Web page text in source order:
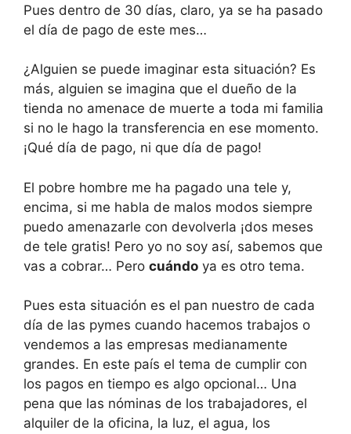
Pues dentro de 30 días, claro, ya se ha pasado
el día de pago de este mes…
¿Alguien se puede imaginar esta situación? Es
más, alguien se imagina que el dueño de la
tienda no amenace de muerte a toda mi familia
si no le hago la transferencia en ese momento.
¡Qué día de pago, ni que día de pago!
El pobre hombre me ha pagado una tele y,
encima, si me habla de malos modos siempre
puedo amenazarle con devolverla ¡dos meses
de tele gratis! Pero yo no soy así, sabemos que
vas a cobrar… Pero cuándo ya es otro tema.
Pues esta situación es el pan nuestro de cada
día de las pymes cuando hacemos trabajos o
vendemos a las empresas medianamente
grandes. En este país el tema de cumplir con
los pagos en tiempo es algo opcional… Una
pena que las nóminas de los trabajadores, el
alquiler de la oficina, la luz, el agua, los